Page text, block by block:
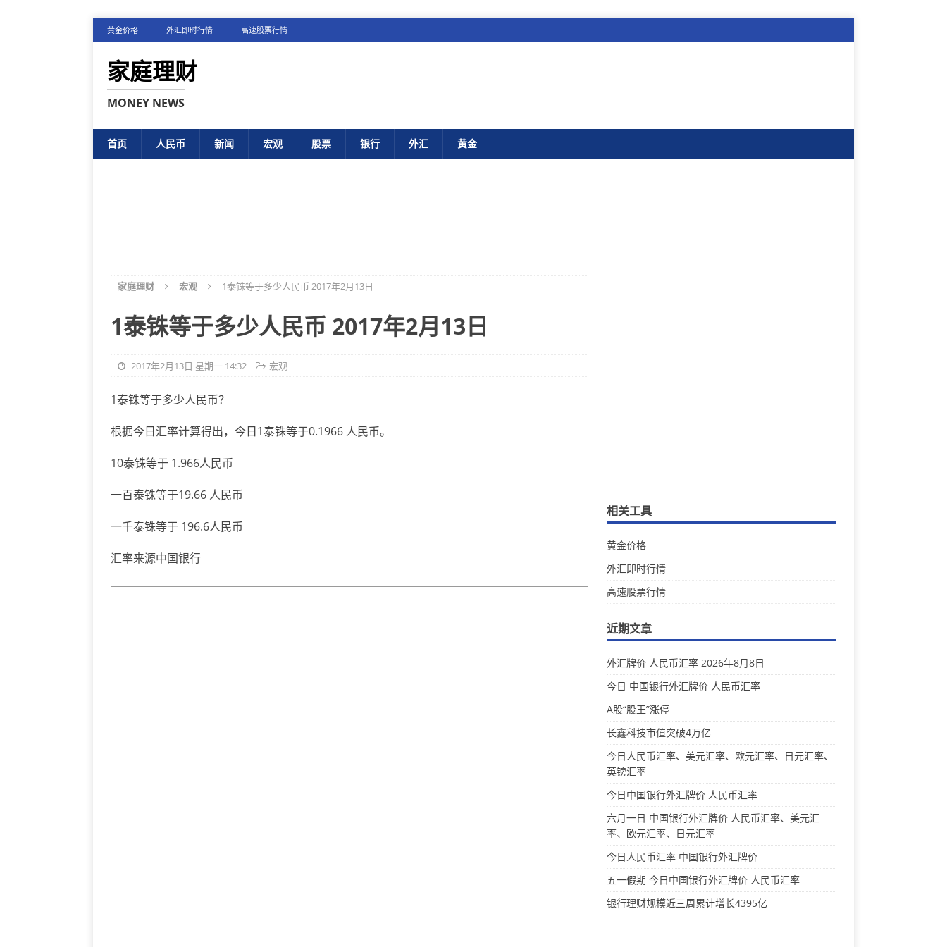
黄金价格 外汇即时行情 高速股票行情
家庭理财
MONEY NEWS
首页 人民币 新闻 宏观 股票 银行 外汇 黄金
家庭理财 宏观 1泰铢等于多少人民币 2017年2月13日
1泰铢等于多少人民币 2017年2月13日
2017年2月13日 星期一 14:32 宏观
1泰铢等于多少人民币？
根据今日汇率计算得出，今日1泰铢等于0.1966 人民币。
10泰铢等于 1.966人民币
一百泰铢等于19.66 人民币
一千泰铢等于 196.6人民币
汇率来源中国银行
相关工具
黄金价格
外汇即时行情
高速股票行情
近期文章
外汇牌价 人民币汇率 2026年8月8日
今日 中国银行外汇牌价 人民币汇率
A股“股王”涨停
长鑫科技市值突破4万亿
今日人民币汇率、美元汇率、欧元汇率、日元汇率、
英镑汇率
今日中国银行外汇牌价 人民币汇率
六月一日 中国银行外汇牌价 人民币汇率、美元汇
率、欧元汇率、日元汇率
今日人民币汇率 中国银行外汇牌价
五一假期 今日中国银行外汇牌价 人民币汇率
银行理财规模近三周累计增长4395亿